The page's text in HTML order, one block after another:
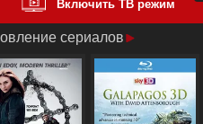
Включить ТВ режим
сериалов